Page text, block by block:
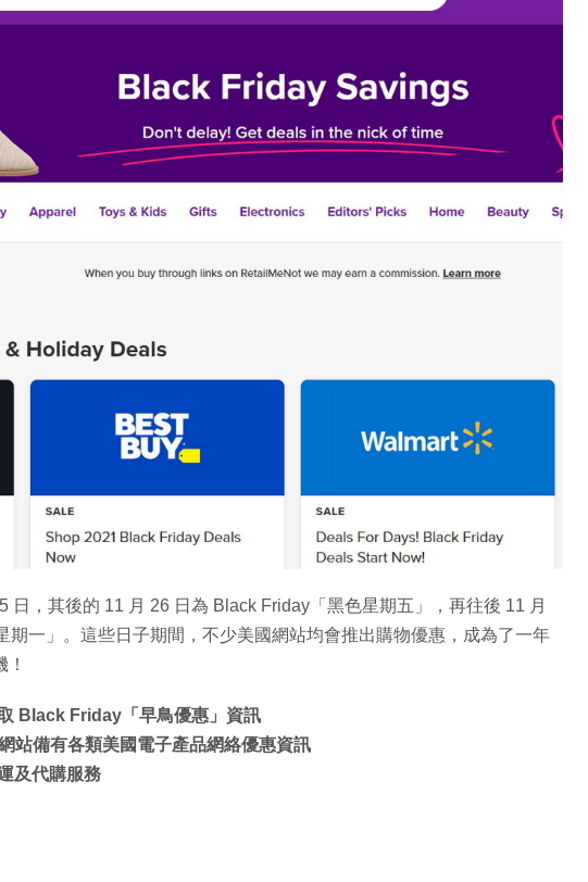
日，其後的 11 月 26 日為 Black Friday「黑色星期五」，再往後 11 月
期一」。這些日子期間，不少美國網站均會推出購物優惠，成為了一年
Black Friday「早鳥優惠」資訊
站備有各類美國電子產品網絡優惠資訊
及代購服務